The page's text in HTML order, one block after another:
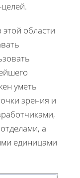
области
уметь
зрения и
а
единицами